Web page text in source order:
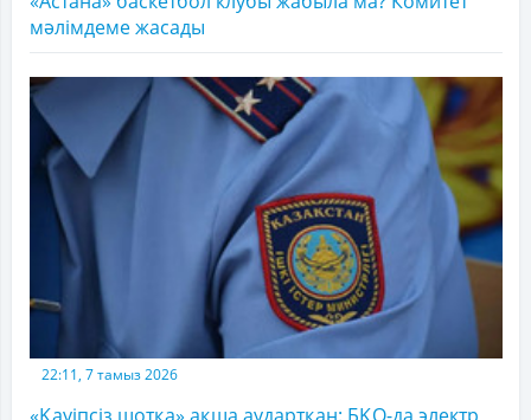
мәлімдеме жасады
22:11, 7 тамыз 2026